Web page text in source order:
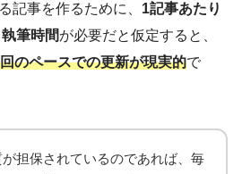
記事を作るために、 1記事あたり
筆時間が必要だと仮定すると、
のペースでの更新が現実的で
担保されているのであれば、毎